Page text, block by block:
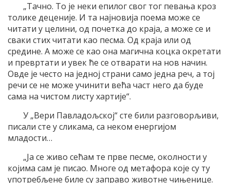
„Тачно. То је неки епилог свог тог певања кроз
толике деценије. И та најновија поема може се
читати у целини, од почетка до краја, а може се и
сваки стих читати као песма. Од краја или од
средине. А може се као она магична коцка окретати
и превртати и увек ће се отварати на нов начин.
Овде је често на једној страни само једна реч, а тој
речи се не може учинити већа част него да буде
сама на чистом листу хартије“.
У „Вери Павладољској“ сте били разговорљиви,
писали сте у сликама, са неком енергијом
младости…
„Ја се живо сећам те прве песме, околности у
којима сам је писао. Многе од метафора које су ту
употребљене биле су заправо животне чињенице.